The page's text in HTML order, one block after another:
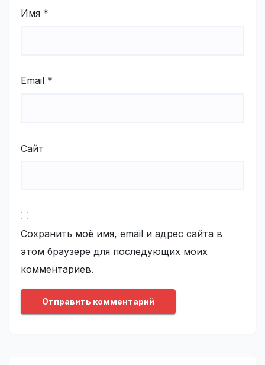
Имя *
Email *
Сайт
Сохранить моё имя, email и адрес сайта в
этом браузере для последующих моих
комментариев.